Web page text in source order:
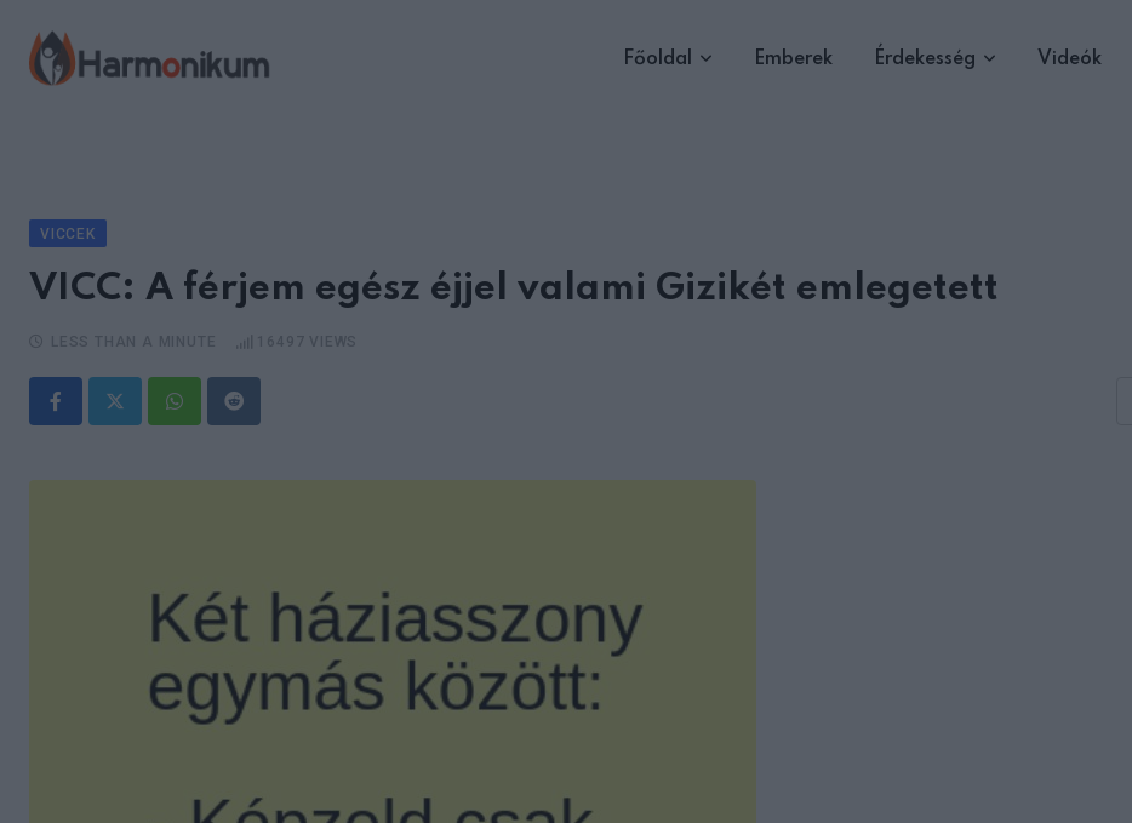
content
Főoldal Emberek Érdekesség Videók
VICCEK
VICC: A férjem egész éjjel valami Gizikét emlegetett
WhatsappReddit